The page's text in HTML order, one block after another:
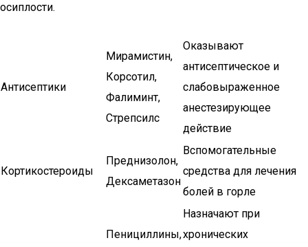
осиплости.
Антисептики
Мирамистин,
Корсотил,
Фалиминт,
Стрепсилс
Оказывают
антисептическое и
слабовыраженное
анестезирующее
действие
Кортикостероиды
Преднизолон,
Дексаметазон
Вспомогательные
средства для лечения
болей в горле
Пенициллины,
Назначают при
хронических